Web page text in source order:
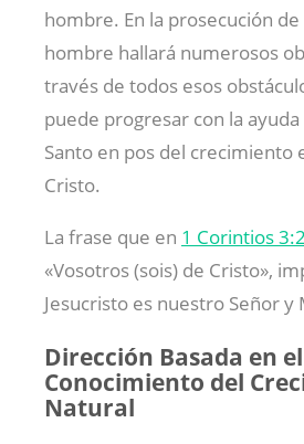
hombre. En la prosecución
hombre hallará numerosos
través de todos esos
puede progresar con la
Santo en pos del crecimiento
Cristo.
La frase que en 1 Corintios
«Vosotros (sois) de Cristo»,
Jesucristo es nuestro Señor y
Dirección Basada en el
Conocimiento del
Natural